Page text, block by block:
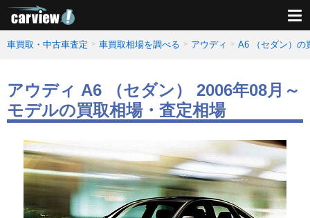
車買取・中古車査定 車買取相場を調べる アウディ A6 （セダン）の
アウディ A6 （セダン） 2006年08月～
モデルの買取相場・査定相場